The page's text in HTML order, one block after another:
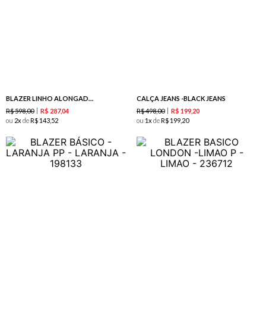
BLAZER LINHO ALONGADO -FLAMINGO
R$598,00 R$ 287,04
ou 2 deR$ 143 52
CALÇA JEANS -BLACK JEANS
R$498,00 R$ 199 20
ou 1 deR$ 199 20